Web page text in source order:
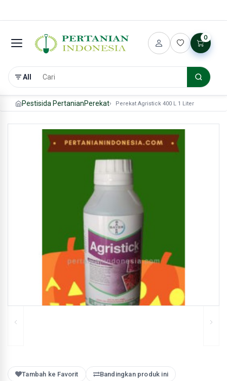
All
0
Pestisida PertanianPerekat Perekat Agristick 400 L 1 Liter
Tambah ke Favorit Bandingkan produk ini